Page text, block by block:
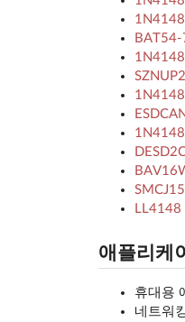
BAT54-
LL4148
애플리케
휴대용
네트워